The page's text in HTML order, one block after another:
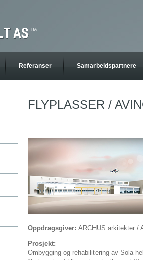
Referanser Samarbeidspartnere
FLYPLASSER /
Oppdragsgiver: ARCHUS arkitekter /
Prosjekt:
Ombygging og rehabilitering av Sola